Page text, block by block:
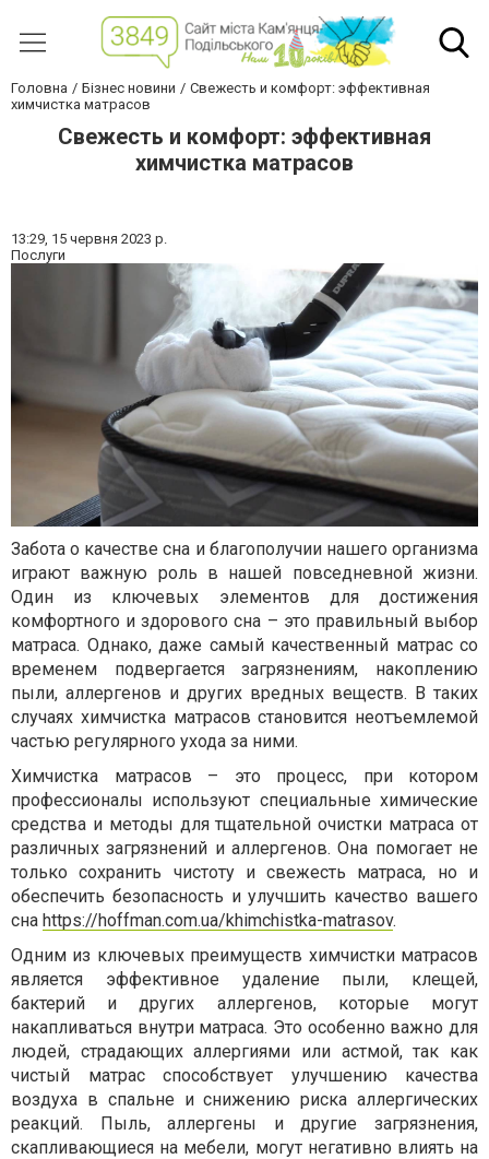
Головна Бізнес новини
Свежесть и комфорт: эффективная
химчистка матрасов
Свежесть и комфорт: эффективная
химчистка матрасов
13:29, 15 червня 2023 р.
Послуги
Забота о качестве сна и благополучии нашего организма
играют важную роль в нашей повседневной жизни.
Один из ключевых элементов для достижения
комфортного и здорового сна – это правильный выбор
матраса. Однако, даже самый качественный матрас со
временем подвергается загрязнениям, накоплению
пыли, аллергенов и других вредных веществ. В таких
случаях химчистка матрасов становится неотъемлемой
частью регулярного ухода за ними.
Химчистка матрасов – это процесс, при котором
профессионалы используют специальные химические
средства и методы для тщательной очистки матраса от
различных загрязнений и аллергенов. Она помогает не
только сохранить чистоту и свежесть матраса, но и
обеспечить безопасность и улучшить качество вашего
сна https://hoffman.com.ua/khimchistka-matrasov.
Одним из ключевых преимуществ химчистки матрасов
является эффективное удаление пыли, клещей,
бактерий и других аллергенов, которые могут
накапливаться внутри матраса. Это особенно важно для
людей, страдающих аллергиями или астмой, так как
чистый матрас способствует улучшению качества
воздуха в спальне и снижению риска аллергических
реакций. Пыль, аллергены и другие загрязнения,
скапливающиеся на мебели, могут негативно влиять на